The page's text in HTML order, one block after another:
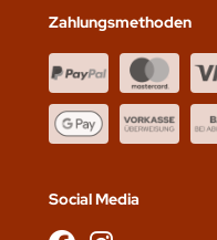
Zahlungsmethoden
Social Media